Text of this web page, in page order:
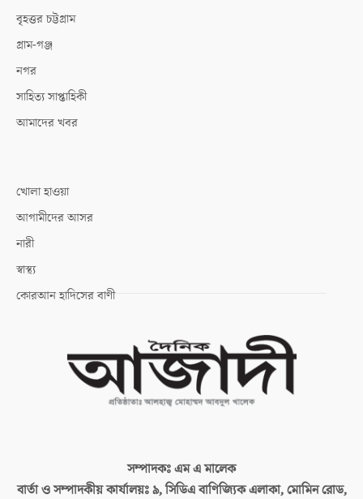
বৃহত্তর চট্টগ্রাম
গ্রাম-গঞ্জ
নগর
সাহিত্য সাপ্তাহিকী
আমাদের খবর
খোলা হাওয়া
আগামীদের আসর
নারী
স্বাস্থ্য
কোরআন হাদিসের বাণী
সম্পাদকঃএম এ মালেক
বার্তা ও সম্পাদকীয় কার্যালয়ঃ৯, সিডিএ বাণিজ্যিক এলাকা, মোমিন রোড,